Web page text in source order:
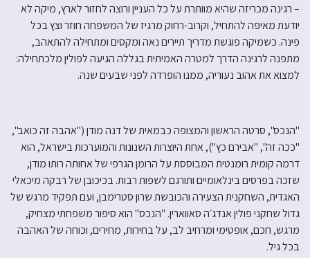
– רגינה מכריזה שהיא מוותרת על כל העניין ורוצה לחזור לארץ, מיקה לא
יודעת מאיפה להתחיל, וקרוב-רחוק מרגיז של המשפחה חוזר וצץ בכל
פינה. כשמיקה פוגשת מדריך תיירים נאה ומקסים ומתחילה להתאהב,
מתפנה לרגינה הדרך למטרה האמיתית בגללה הגיעה לפולין מלכתחילה:
למצוא את אהוב נעוריה, ממנו הופרדה לפני שבעים שנה.
"הנכס", סרטה הראשון והמצופה כבמאית של דנה מודן ("אהבה זה כואב",
"ככה זה", "אבירם כץ"), אחת היוצרות השנונות והמוערכות בישראל, הוא
דרמה קומית רומנטית המבוססת על הרומן הגרפי של אחותה רותו מודן,
שזכה בפרסים בינלאומיים ותורגם לשפות רבות. בכיכובן של רבקה מיכאלי
האגדית, השחקנית הצעירה והכובשת שרון סטרימבן, ועם תפקיד מרגש של
גדול שחקני פולין אנדג׳ה סאווארין. "הנכס" הוא סיפור משפחתי מצחיק,
מרגש, חכם, אופטימי ומרחיב לב, על בחירות, מחירים, וכוחה של האהבה
בכל גיל.